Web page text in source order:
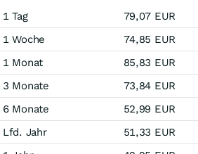
1 Tag 79,07 EUR
1 Woche
74,85 EUR
1 Monat
85,83 EUR
3 Monate
73,84 EUR
6 Monate
52,99 EUR
Lfd. Jahr
51,33 EUR